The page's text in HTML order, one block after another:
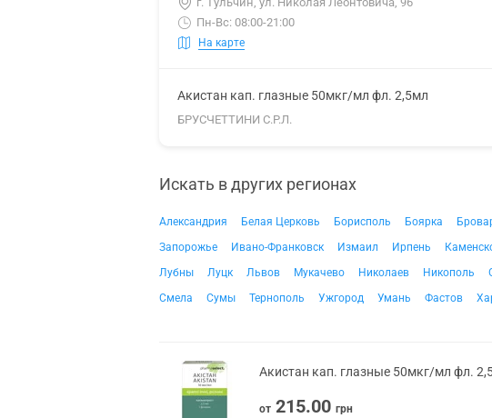
Пн-Вс: 08:00-21:00
На карте
Акистан кап. глазные 50мкг/мл фл. 2,5мл
БРУСЧЕТТИНИ С.Р.Л.
Искать в других регионах
Александрия Белая Церковь Борисполь Боярка
Запорожье
Ивано-Франковск Измаил Ирпень
Лубны
Луцк Львов Мукачево Николаев Никополь
Смела
Сумы Тернополь Ужгород Умань Фастов
Акистан кап. глазные 50мкг/мл фл.
от 215.00 грн